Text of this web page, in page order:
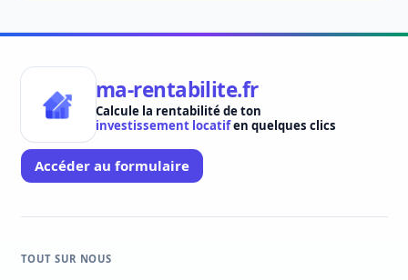
ma-rentabilite.fr
Calcule la rentabilité de ton
investissement locatifen quelques clics
Accéder au formulaire
TOUT SUR NOUS